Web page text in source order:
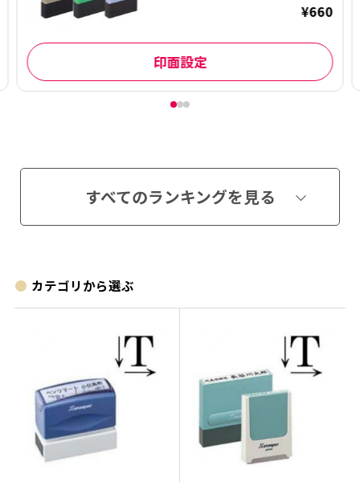
¥660
印面設定
すべてのランキングを見る
カテゴリから選ぶ